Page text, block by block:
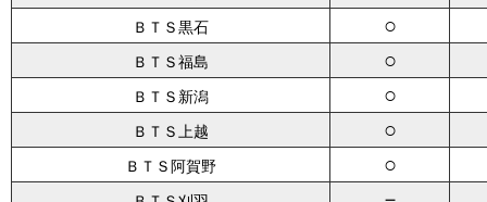
ＢＴＳ黒石 ○
ＢＴＳ福島 ○
ＢＴＳ新潟 ○
ＢＴＳ上越 ○
ＢＴＳ阿賀野 ○